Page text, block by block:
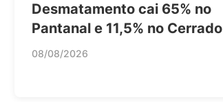
Desmatamento cai 65% no
Pantanal e 11,5% no Cerrado
08/08/2026